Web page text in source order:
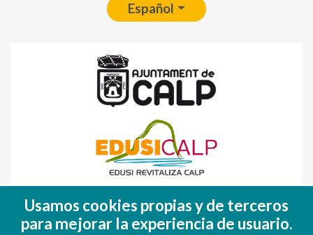
Español
(FEDER)
Usamos cookies propias y de terceros
para mejorar la experiencia de usuario.